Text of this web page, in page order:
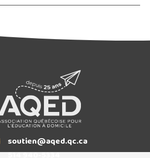
Email
soutien@aqed.qc.ca
T